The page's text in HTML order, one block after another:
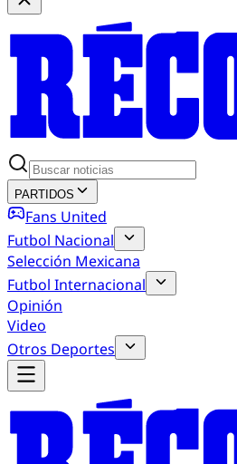
PARTIDOS
Fans United
Futbol Nacional
Selección Mexicana
Futbol Internacional
Opinión
Video
Otros Deportes